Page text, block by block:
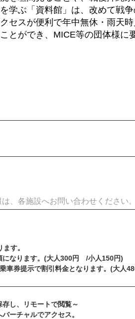
学ぶ「資料館」は、改めて戦
セスが便利で年中無休・雨天
とができ、MICE等の団体様に
、各施設へお問い合わせください
す。
になります。(大人300円 /小人150円)
車券提示で割引料金となります。(大人
し、リモートで閲覧～
ーチャルでアクセス。